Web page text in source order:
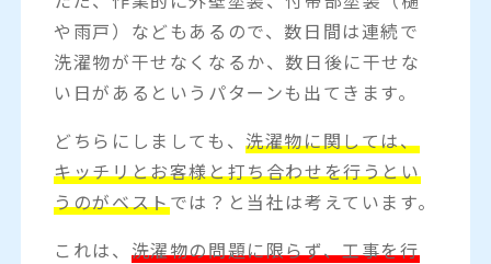
や雨戸）などもあるので、数日間は連続で
洗濯物が干せなくなるか、数日後に干せな
い日があるというパターンも出てきます。
どちらにしましても、洗濯物に関しては、
キッチリとお客様と打ち合わせを行うとい
うのがベストでは？と当社は考えています。
これは、 洗濯物の問題に限らず、工事を行